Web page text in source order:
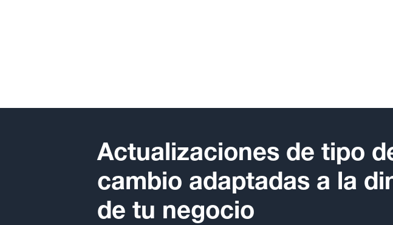
Actualizaciones de tipo
cambio adaptadas a la
de tu negocio